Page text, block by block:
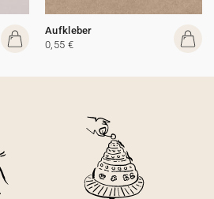
Aufkleber
0,55 €